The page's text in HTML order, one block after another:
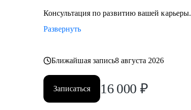
Консультация по развитию вашей карьеры.
Развернуть
Ближайшая запись8 августа 2026
Записаться 16 000 ₽